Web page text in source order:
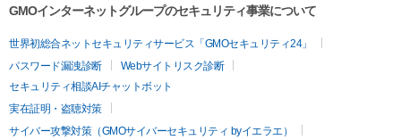
GMOインターネットグループのセキュリティ事業について
世界初総合ネットセキュリティサービス「GMOセキュリティ24」
パスワード漏洩診断
Webサイトリスク診断
セキュリティ相談AIチャットボット
実在証明・盗聴対策
サイバー攻撃対策（GMOサイバーセキュリティ byイエラエ）